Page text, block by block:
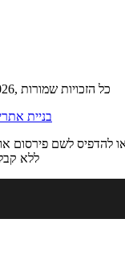
©FoodsDictionary 2026, כל הזכויות שמורות
בניית
להדפיס לשם פירסום
ללא